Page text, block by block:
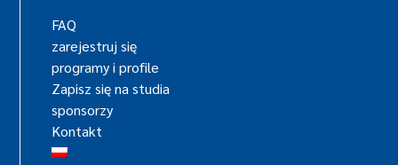
FAQ
zarejestruj się
programy i profile
Zapisz się na studia
sponsorzy
Kontakt